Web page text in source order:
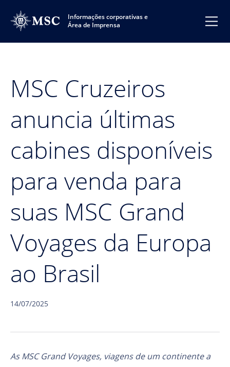
Informações corporativas e
Área de Imprensa
MSC Cruzeiros
anuncia últimas
cabines disponíveis
para venda para
suas MSC Grand
Voyages da Europa
ao Brasil
14/07/2025
As MSC Grand Voyages, viagens de um continente a